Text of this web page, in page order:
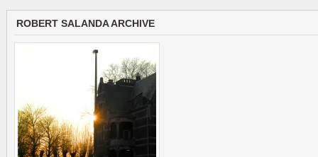
ROBERT SALANDA ARCHIVE